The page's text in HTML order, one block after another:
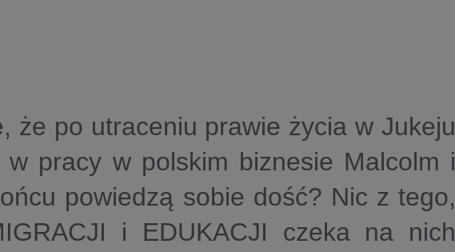
że po utraceniu prawie życia w Jukeju
w pracy w polskim biznesie Malcolm i
powiedzą sobie dość? Nic z tego,
i EDUKACJI czeka na nich